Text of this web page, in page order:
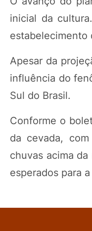
inicial da
estabelecimento
Apesar da
influência do
Sul do Brasil.
Conforme o
da cevada,
chuvas acima
esperados para